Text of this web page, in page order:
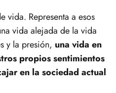
vida. Representa a esos
vida alejada de la vida
y la presión, una vida en
propios sentimientos
en la sociedad actual